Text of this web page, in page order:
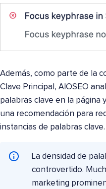
Además, como parte de la
Clave Principal, AIOSEO
palabras clave en la página
una recomendación para
instancias de palabras clave.
La densidad de
controvertido.
marketing